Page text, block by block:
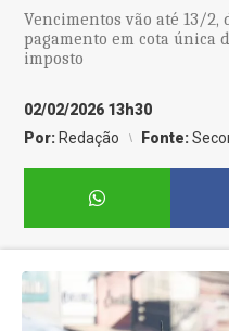
Vencimentos vão até 13/2,
pagamento em cota única
imposto
02/02/2026 13h30
Por: Redação Fonte: